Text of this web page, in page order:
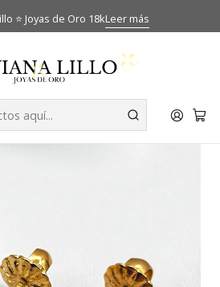
⭐ Joyas de Oro 18kLeer más
Aros reina circones Oro 18k